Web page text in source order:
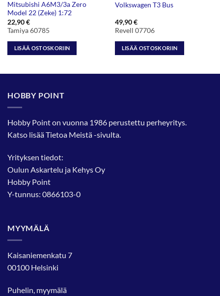
Mitsubishi A6M3/3a Zero
Model 22 (Zeke) 1:72
22,90€
Tamiya 60785
LISÄÄ OSTOSKORIIN
Volkswagen T3 Bus
49,90€
Revell 07706
LISÄÄ OSTOSKORIIN
HOBBY POINT
Hobby Point on vuonna 1986 perustettu perheyritys.
Katso lisääTietoa Meistä-sivulta.
Yrityksen tiedot:
Oulun Askartelu ja Kehys Oy
Hobby Point
Y-tunnus: 0866103-0
MYYMÄLÄ
Kaisaniemenkatu 7
00100 Helsinki
Puhelin, myymälä